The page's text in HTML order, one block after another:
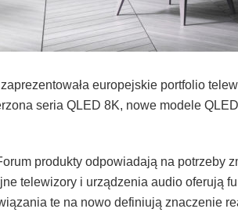
europejskie portfolio
seria QLED 8K, nowe modele
produkty odpowiadają na potrzeby
telewizory i urządzenia audio oferują
te na nowo definiują znaczenie